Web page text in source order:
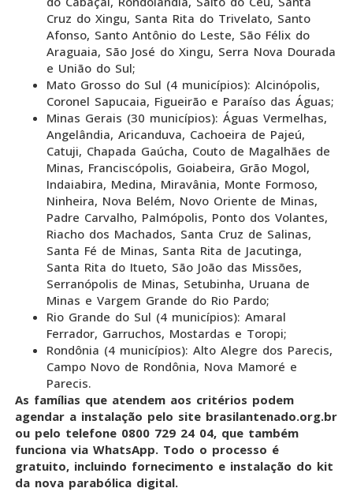
Cruz do Xingu, Santa Rita do Trivelato, Santo
Afonso, Santo Antônio do Leste, São Félix do
Araguaia, São José do Xingu, Serra Nova Dourada
e União do Sul;
Mato Grosso do Sul (4 municípios): Alcinópolis,
Coronel Sapucaia, Figueirão e Paraíso das Águas;
Minas Gerais (30 municípios): Águas Vermelhas,
Angelândia, Aricanduva, Cachoeira de Pajeú,
Catuji, Chapada Gaúcha, Couto de Magalhães de
Minas, Franciscópolis, Goiabeira, Grão Mogol,
Indaiabira, Medina, Miravânia, Monte Formoso,
Ninheira, Nova Belém, Novo Oriente de Minas,
Padre Carvalho, Palmópolis, Ponto dos Volantes,
Riacho dos Machados, Santa Cruz de Salinas,
Santa Fé de Minas, Santa Rita de Jacutinga,
Santa Rita do Itueto, São João das Missões,
Serranópolis de Minas, Setubinha, Uruana de
Minas e Vargem Grande do Rio Pardo;
Rio Grande do Sul (4 municípios): Amaral
Ferrador, Garruchos, Mostardas e Toropi;
Rondônia (4 municípios): Alto Alegre dos Parecis,
Campo Novo de Rondônia, Nova Mamoré e
Parecis.
As famílias que atendem aos critérios podem
agendar a instalação pelo site brasilantenado.org.br
ou pelo telefone 0800 729 24 04, que também
funciona via WhatsApp. Todo o processo é
gratuito, incluindo fornecimento e instalação do kit
da nova parabólica digital.